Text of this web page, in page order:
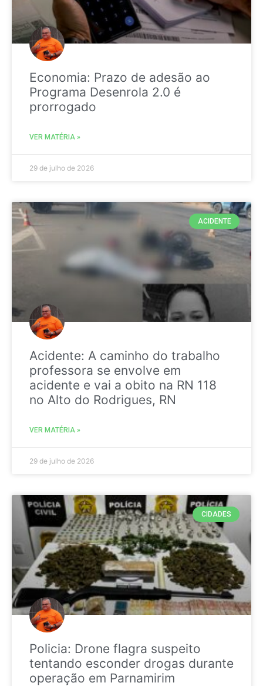
Economia: Prazo de adesão ao
Programa Desenrola 2.0 é
prorrogado
VER MATÉRIA »
29 de julho de 2026
ACIDENTE
Acidente: A caminho do trabalho
professora se envolve em
acidente e vai a obito na RN 118
no Alto do Rodrigues, RN
VER MATÉRIA »
29 de julho de 2026
CIDADES
Policia: Drone flagra suspeito
tentando esconder drogas durante
operação em Parnamirim